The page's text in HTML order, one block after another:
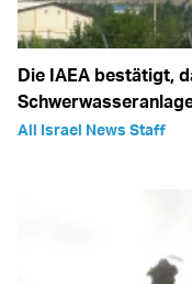
Die IAEA bestätigt,
All Israel News Staff